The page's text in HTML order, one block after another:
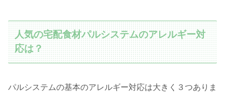
人気の宅配食材パルシステムのアレルギー対
応は？
パルシステムの基本のアレルギー対応は大きく３つありま